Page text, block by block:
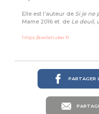
Elle est l’auteur de Si je ne
Mame 2016 et de Le deuil,
https://axellehuber.fr
PARTAGER